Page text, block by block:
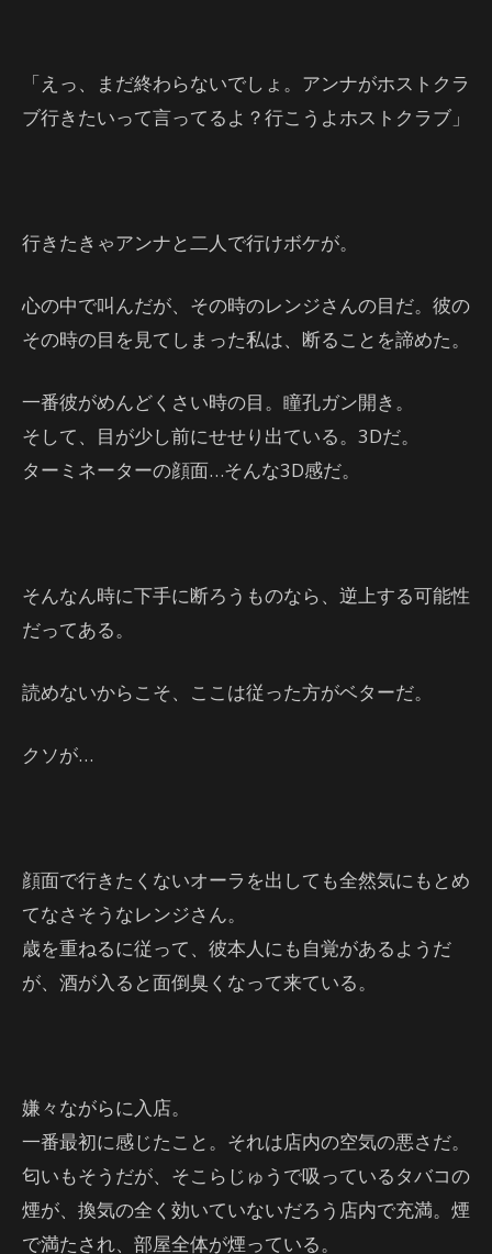
「えっ、まだ終わらないでしょ。アンナがホストクラ
ブ行きたいって言ってるよ？行こうよホストクラブ」
行きたきゃアンナと二人で行けボケが。
心の中で叫んだが、その時のレンジさんの目だ。彼の
その時の目を見てしまった私は、断ることを諦めた。
一番彼がめんどくさい時の目。瞳孔ガン開き。
そして、目が少し前にせせり出ている。3Dだ。
ターミネーターの顔面…そんな3D感だ。
そんなん時に下手に断ろうものなら、逆上する可能性
だってある。
読めないからこそ、ここは従った方がベターだ。
クソが…
顔面で行きたくないオーラを出しても全然気にもとめ
てなさそうなレンジさん。
歳を重ねるに従って、彼本人にも自覚があるようだ
が、酒が入ると面倒臭くなって来ている。
嫌々ながらに入店。
一番最初に感じたこと。それは店内の空気の悪さだ。
匂いもそうだが、そこらじゅうで吸っているタバコの
煙が、換気の全く効いていないだろう店内で充満。煙
で満たされ、部屋全体が煙っている。